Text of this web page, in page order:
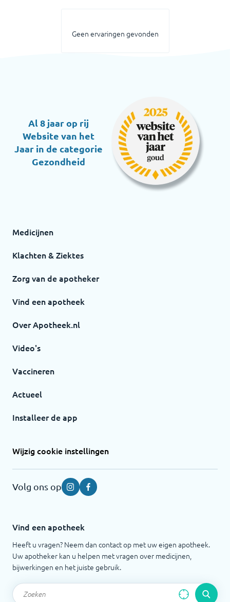
Geen ervaringen gevonden
Al 8 jaar op rij
Website van het
Jaar in de categorie
Gezondheid
Medicijnen
Klachten & Ziektes
Zorg van de apotheker
Vind een apotheek
Over Apotheek.nl
Video's
Vaccineren
Actueel
Installeer de app
Wijzig cookie instellingen
Volg ons op InstagramFacebook
Vind een apotheek
Heeft u vragen? Neem dan contact op met uw eigen apotheek.
Uw apotheker kan u helpen met vragen over medicijnen,
bijwerkingen en het juiste gebruik.